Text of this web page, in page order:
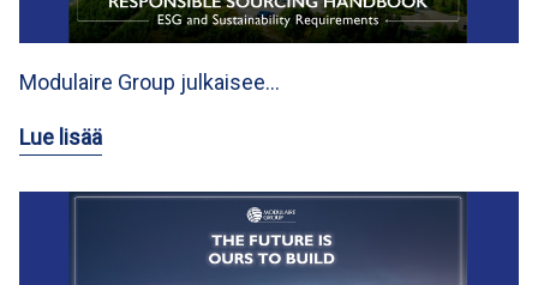
Modulaire Group julkaisee…
Lue lisää